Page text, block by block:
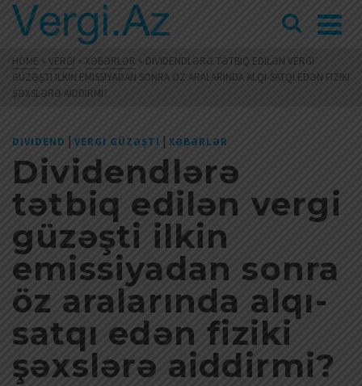
HOME » VERGI » XƏBƏRLƏR » DIVIDENDLƏRƏ TƏTBIQ EDILƏN VERGI
GÜZƏŞTI ILKIN EMISSIYADAN SONRA ÖZ ARALARINDA ALQI-SATQI EDƏN FIZIKI
ŞƏXSLƏRƏ AIDDIRMI?
DIVIDEND | VERGI GÜZƏŞTI | XƏBƏRLƏR
Dividendlərə
tətbiq edilən vergi
güzəşti ilkin
emissiyadan sonra
öz aralarında alqı-
satqı edən fiziki
şəxslərə aiddirmi?